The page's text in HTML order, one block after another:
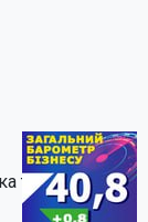
торгово-